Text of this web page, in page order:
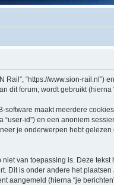
“https://www.sion-rail.nl”)
dit forum, wordt gebruikt (hierna
maakt meerdere
id”) en een anoniem
je onderwerpen hebt gelezen
van toepassing is. Deze
Dit is onder andere het
aangemeld (hierna “je